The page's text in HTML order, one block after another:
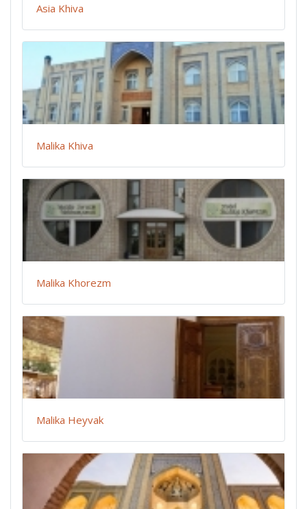
Asia Khiva
Malika Khiva
Malika Khorezm
Malika Heyvak